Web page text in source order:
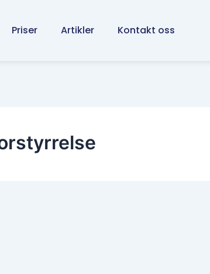
Priser Artikler Kontakt oss